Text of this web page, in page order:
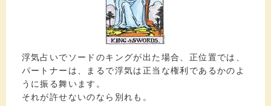
浮気占いでソードのキングが出た場合、正位置では、
パートナーは、まるで浮気は正当な権利であるかのよ
うに振る舞います。
それが許せないのなら別れも。